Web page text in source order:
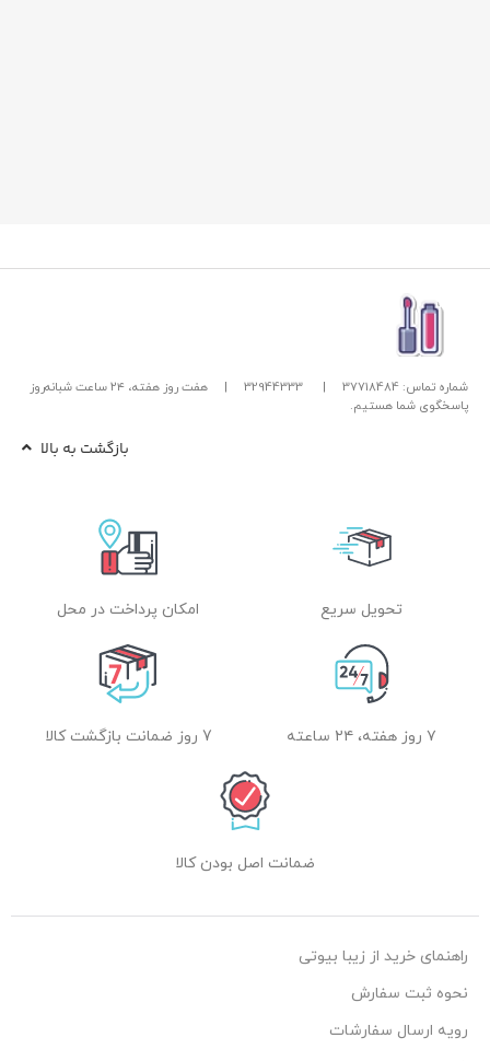
شماره تماس: 37718484 |
32944333
|
هفت روز هفته، ۲۴ ساعت شبانه‌روز
پاسخگوی شما هستیم.
بازگشت به بالا
تحویل سریع امکان پرداخت در محل
۷ روز هفته، ۲۴ ساعته 7 روز ضمانت بازگشت کالا
ضمانت اصل بودن کالا
راهنمای خرید از زیبا بیوتی
نحوه ثبت سفارش
رویه ارسال سفارشات